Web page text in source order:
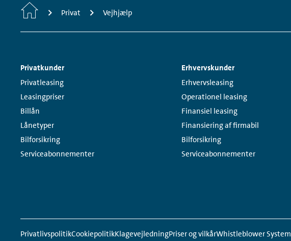
Home Privat Vejhjælp
Footer
Navigation
Privatkunder
Links:
Privatleasing
Leasingpriser
Billån
Lånetyper
Bilforsikring
Serviceabonnementer
Erhvervskunder
Links:
Erhvervsleasing
Operationel leasing
Finansiel leasing
Finansiering af firmabil
Bilforsikring
Serviceabonnementer
PrivatlivspolitikCookiepolitikKlagevejledningPriser og vilkårWhistleblower System